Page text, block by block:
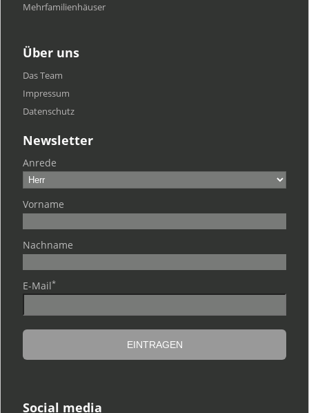
Mehrfamilien​häuser
Über uns
Das Team
Impressum
Datenschutz
Newsletter
Anrede
Vorname
Nachname
E-Mail*
Social media